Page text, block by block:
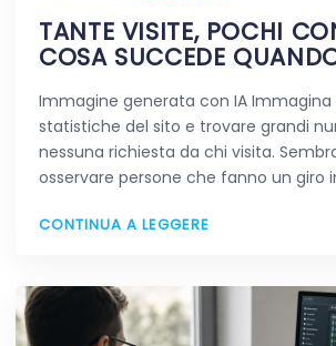
TANTE VISITE, POCHI
COSA SUCCEDE
Immagine generata con IA Immagina
statistiche del sito e trovare grandi
nessuna richiesta da chi visita.
osservare persone che fanno un giro
CONTINUA A LEGGERE